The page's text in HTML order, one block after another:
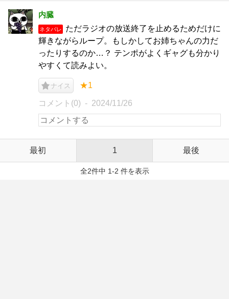
内臓
ネタバレ
ただラジオの放送終了を止めるためだけに
輝きながらループ。もしかしてお姉ちゃんの力だ
ったりするのか…？ テンポがよくギャグも分かり
やすくて読みよい。
ナイス ★1
コメント(0) 2024/11/26
最初 1 最後
全2件中 1-2 件を表示